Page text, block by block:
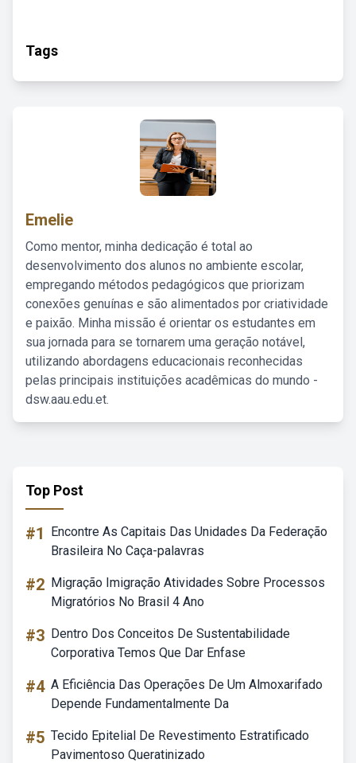
Tags
Emelie
Como mentor, minha dedicação é total ao
desenvolvimento dos alunos no ambiente escolar,
empregando métodos pedagógicos que priorizam
conexões genuínas e são alimentados por criatividade
e paixão. Minha missão é orientar os estudantes em
sua jornada para se tornarem uma geração notável,
utilizando abordagens educacionais reconhecidas
pelas principais instituições acadêmicas do mundo -
dsw.aau.edu.et.
Top Post
#1
Encontre As Capitais Das Unidades Da Federação
Brasileira No Caça-palavras
#2 Migração Imigração Atividades Sobre Processos
Migratórios No Brasil 4 Ano
#3 Dentro Dos Conceitos De Sustentabilidade
Corporativa Temos Que Dar Enfase
#4 A Eficiência Das Operações De Um Almoxarifado
Depende Fundamentalmente Da
#5 Tecido Epitelial De Revestimento Estratificado
Pavimentoso Queratinizado